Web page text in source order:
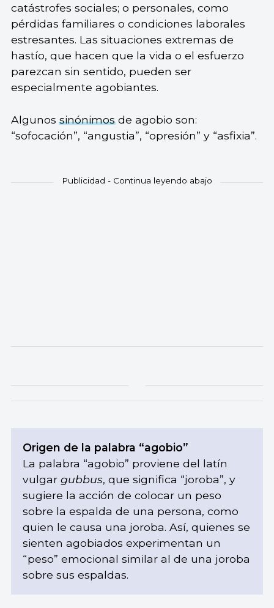
catástrofes sociales; o personales, como
pérdidas familiares o condiciones laborales
estresantes. Las situaciones extremas de
hastío, que hacen que la vida o el esfuerzo
parezcan sin sentido, pueden ser
especialmente agobiantes.
Algunossinónimosde agobio son:
“sofocación”, “angustia”, “opresión” y “asfixia”.
Origen de la palabra “agobio”
La palabra “agobio” proviene del latín
vulgargubbus, que significa “joroba”, y
sugiere la acción de colocar un peso
sobre la espalda de una persona, como
quien le causa una joroba. Así, quienes se
sienten agobiados experimentan un
“peso” emocional similar al de una joroba
sobre sus espaldas.